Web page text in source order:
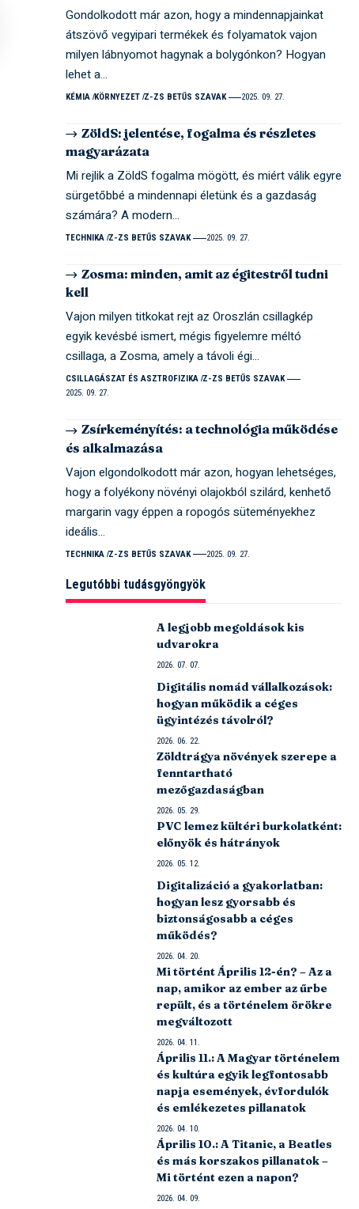
Gondolkodott már azon, hogy a mindennapjainkat
átszövő vegyipari termékek és folyamatok vajon
milyen lábnyomot hagynak a bolygónkon? Hogyan
lehet a…
KÉMIA KÖRNYEZET Z-ZS BETŰS SZAVAK 2025. 09. 27.
ZöldS: jelentése, fogalma és részletes
magyarázata
Mi rejlik a ZöldS fogalma mögött, és miért válik egyre
sürgetőbbé a mindennapi életünk és a gazdaság
számára? A modern…
TECHNIKA Z-ZS BETŰS SZAVAK 2025. 09. 27.
Zosma: minden, amit az égitestről tudni
kell
Vajon milyen titkokat rejt az Oroszlán csillagkép
egyik kevésbé ismert, mégis figyelemre méltó
csillaga, a Zosma, amely a távoli égi…
CSILLAGÁSZAT ÉS ASZTROFIZIKA Z-ZS BETŰS SZAVAK
2025. 09. 27.
Zsírkeményítés: a technológia működése
és alkalmazása
Vajon elgondolkodott már azon, hogyan lehetséges,
hogy a folyékony növényi olajokból szilárd, kenhető
margarin vagy éppen a ropogós süteményekhez
ideális…
TECHNIKA Z-ZS BETŰS SZAVAK 2025. 09. 27.
Legutóbbi tudásgyöngyök
A legjobb megoldások kis
udvarokra
2026. 07. 07.
Digitális nomád vállalkozások:
hogyan működik a céges
ügyintézés távolról?
2026. 06. 22.
Zöldtrágya növények szerepe a
fenntartható
mezőgazdaságban
2026. 05. 29.
PVC lemez kültéri burkolatként:
előnyök és hátrányok
2026. 05. 12.
Digitalizáció a gyakorlatban:
hogyan lesz gyorsabb és
biztonságosabb a céges
működés?
2026. 04. 20.
Mi történt Április 12-én? – Az a
nap, amikor az ember az űrbe
repült, és a történelem örökre
megváltozott
2026. 04. 11.
Április 11.: A Magyar történelem
és kultúra egyik legfontosabb
napja események, évfordulók
és emlékezetes pillanatok
2026. 04. 10.
Április 10.: A Titanic, a Beatles
és más korszakos pillanatok –
Mi történt ezen a napon?
2026. 04. 09.